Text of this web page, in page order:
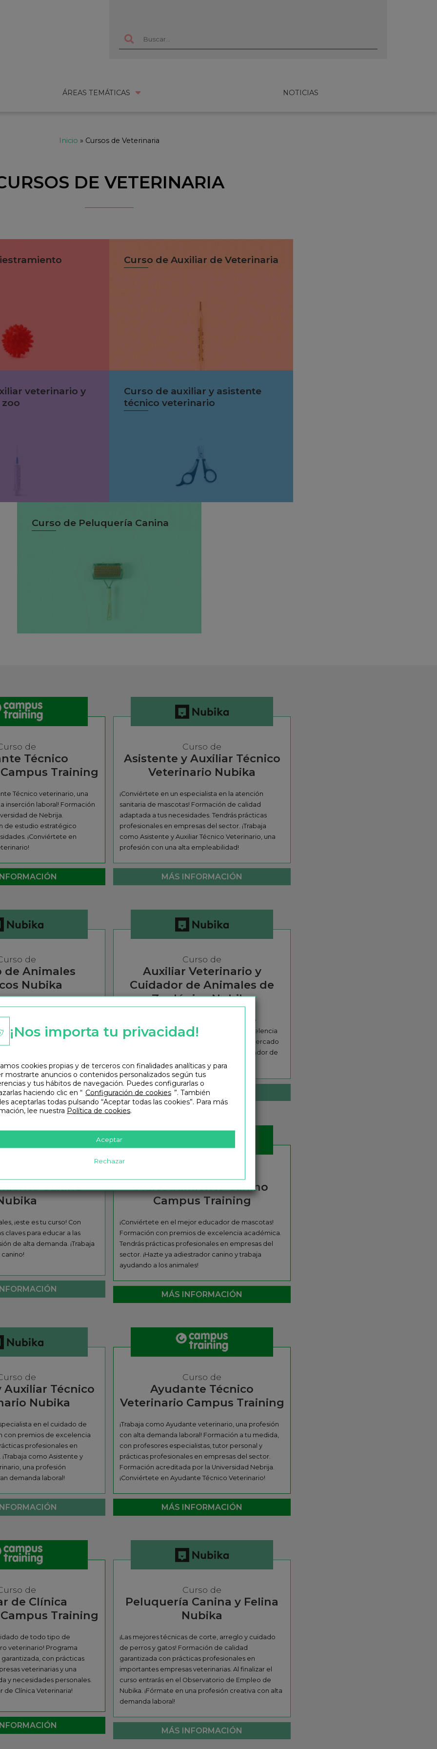
ÁREAS TEMÁTICAS NOTICIAS
Inicio » Cursos de Veterinaria
DE VETERINARIA
Curso de Auxiliar de Veterinaria
veterinario y
Curso de auxiliar y asistente
técnico veterinario
Curso de Peluquería Canina
de
Técnico
Training
Técnico veterinario, una
inserción laboral! Formación
de Nebrija.
de estudio estratégico
¡Conviértete en
Curso de
Asistente y Auxiliar Técnico
Veterinario Nubika
¡Conviértete en un especialista en la atención
sanitaria de mascotas! Formación de calidad
adaptada a tus necesidades. Tendrás prácticas
profesionales en empresas del sector. ¡Trabaja
como Asistente y Auxiliar Técnico Veterinario, una
profesión con una alta empleabilidad!
MÁS INFORMACIÓN
de
de Animales
Nubika
cuidado a los animales
de empleabilidad.
curso de técnico de
profesionalmente!
Curso de
Auxiliar Veterinario y
Cuidador de Animales de
Zoológico Nubika
¡Prepárate para convertirte en Cuidador de
Animales de Zoológico! Formación de excelencia
académica y con una alta inserción en el mercado
laboral. ¡Hazte ya auxiliar veterinario y cuidador de
zoo!
MÁS INFORMACIÓN
Canino
¡este es tu curso! Con
claves para educar a las
de alta demanda. ¡Trabaja
Adiestramiento Canino
Campus Training
¡Conviértete en el mejor educador de mascotas!
Formación con premios de excelencia académica.
Tendrás prácticas profesionales en empresas del
sector. ¡Hazte ya adiestrador canino y trabaja
ayudando a los animales!
MÁS INFORMACIÓN
de
Auxiliar Técnico
Nubika
en el cuidado de
con premios de excelencia
profesionales en
como Asistente y
una profesión
demanda laboral!
Curso de
Ayudante Técnico
Veterinario Campus Training
¡Trabaja como Ayudante veterinario, una profesión
con alta demanda laboral! Formación a tu medida,
con profesores especialistas, tutor personal y
prácticas profesionales en empresas del sector.
Formación acreditada por la Universidad Nebrija.
¡Conviértete en Ayudante Técnico Veterinario!
MÁS INFORMACIÓN
de
de Clínica
Training
de todo tipo de
veterinario! Programa
con prácticas
veterinarias y una
y necesidades personales.
de Clínica Veterinaria!
Curso de
Peluquería Canina y Felina
Nubika
¡Las mejores técnicas de corte, arreglo y cuidado
de perros y gatos! Formación de calidad
garantizada con prácticas profesionales en
importantes empresas veterinarias. Al finalizar el
curso entrarás en el Observatorio de Empleo de
Nubika. ¡Fórmate en una profesión creativa con alta
demanda laboral!
MÁS INFORMACIÓN
¡Nos importa tu privacidad!
cookies propias y de terceros con finalidades analíticas y para
mostrarte anuncios o contenidos personalizados según tus
y tus hábitos de navegación. Puedes configurarlas o
haciendo clic en “ Configuración de cookies ”. También
aceptarlas todas pulsando “Aceptar todas las cookies”. Para más
lee nuestra Política de cookies.
Aceptar
Rechazar